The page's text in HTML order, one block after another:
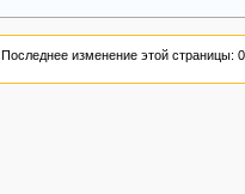
Последнее изменение этой страницы: